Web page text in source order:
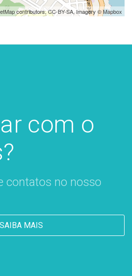
contributors,CC-BY-SA, Imagery ©Mapbox
com o
contatos no nosso
SAIBA MAIS